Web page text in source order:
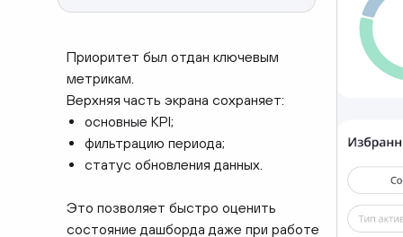
Приоритет был отдан ключевым
метрикам.
Верхняя часть экрана сохраняет:
основные KPI;
фильтрацию периода;
статус обновления данных.
Это позволяет быстро оценить
состояние дашборда даже при работе